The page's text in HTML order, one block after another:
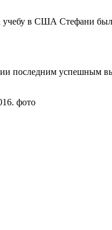
учебу в США Стефани
последним успешным